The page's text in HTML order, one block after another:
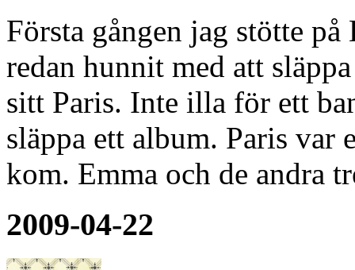
Första gången jag stötte
redan hunnit med att
sitt Paris. Inte illa för ett
släppa ett album. Paris var
kom. Emma och de andra
2009-04-22